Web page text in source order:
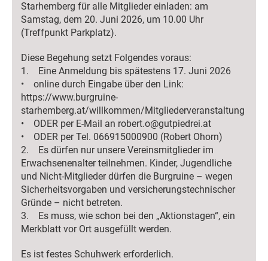
Starhemberg für alle Mitglieder einladen: am
Samstag, dem 20. Juni 2026, um 10.00 Uhr
(Treffpunkt Parkplatz).
Diese Begehung setzt Folgendes voraus:
1. Eine Anmeldung bis spätestens 17. Juni 2026
• online durch Eingabe über den Link:
https://www.burgruine-
starhemberg.at/willkommen/Mitgliederveranstaltung
• ODER per E-Mail an robert.o@gutpiedrei.at
• ODER per Tel. 066915000900 (Robert Ohorn)
2. Es dürfen nur unsere Vereinsmitglieder im
Erwachsenenalter teilnehmen. Kinder, Jugendliche
und Nicht-Mitglieder dürfen die Burgruine – wegen
Sicherheitsvorgaben und versicherungstechnischer
Gründe – nicht betreten.
3. Es muss, wie schon bei den „Aktionstagen“, ein
Merkblatt vor Ort ausgefüllt werden.
Es ist festes Schuhwerk erforderlich.